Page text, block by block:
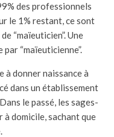
des professionnels
le 1% restant, ce sont
“maïeuticien”. Une
“maïeuticienne”.
à donner naissance à
dans un établissement
le passé, les sages-
domicile, sachant que